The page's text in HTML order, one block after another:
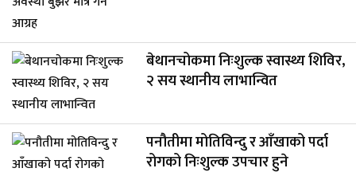
बेथानचोकमा निःशुल्क स्वास्थ्य शिविर,
२ सय स्थानीय लाभान्वित
पनौतीमा मोतिविन्दु र आँखाको पर्दा
रोगको निःशुल्क उपचार हुने